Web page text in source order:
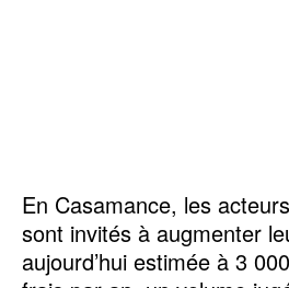
‎En Casamance, les
sont invités à augmenter
aujourd’hui estimée à 3